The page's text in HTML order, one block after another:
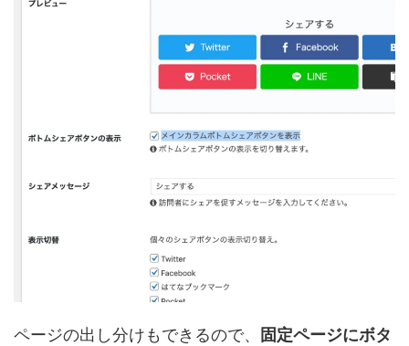
ページの出し分けもできるので、
固定ページにボタ